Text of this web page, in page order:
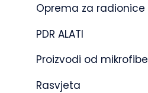
Oprema za radionice
PDR ALATI
Proizvodi od mikrofibe
Rasvjeta